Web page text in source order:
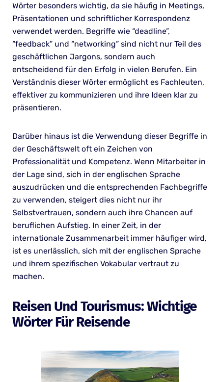
Wörter besonders wichtig, da sie häufig in Meetings,
Präsentationen und schriftlicher Korrespondenz
verwendet werden. Begriffe wie “deadline”,
“feedback” und “networking” sind nicht nur Teil des
geschäftlichen Jargons, sondern auch
entscheidend für den Erfolg in vielen Berufen. Ein
Verständnis dieser Wörter ermöglicht es Fachleuten,
effektiver zu kommunizieren und ihre Ideen klar zu
präsentieren.
Darüber hinaus ist die Verwendung dieser Begriffe in
der Geschäftswelt oft ein Zeichen von
Professionalität und Kompetenz. Wenn Mitarbeiter in
der Lage sind, sich in der englischen Sprache
auszudrücken und die entsprechenden Fachbegriffe
zu verwenden, steigert dies nicht nur ihr
Selbstvertrauen, sondern auch ihre Chancen auf
beruflichen Aufstieg. In einer Zeit, in der
internationale Zusammenarbeit immer häufiger wird,
ist es unerlässlich, sich mit der englischen Sprache
und ihrem spezifischen Vokabular vertraut zu
machen.
Reisen Und Tourismus: Wichtige
Wörter Für Reisende